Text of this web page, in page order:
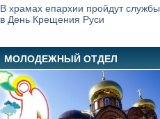
В храмах епархии пройдут службы
в День Крещения Руси
МОЛОДЕЖНЫЙ ОТДЕЛ